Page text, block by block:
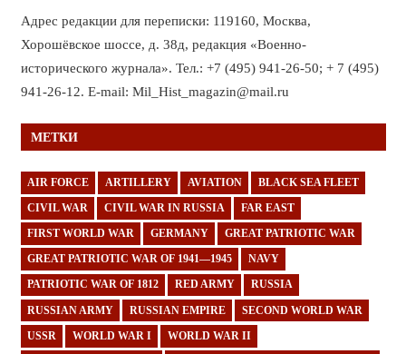
Адрес редакции для переписки: 119160, Москва,
Хорошёвское шоссе, д. 38д, редакция «Военно-
исторического журнала». Тел.: +7 (495) 941-26-50; + 7 (495)
941-26-12. E-mail: Mil_Hist_magazin@mail.ru
МЕТКИ
AIR FORCE ARTILLERY AVIATION BLACK SEA FLEET
CIVIL WAR CIVIL WAR IN RUSSIA FAR EAST
FIRST WORLD WAR GERMANY GREAT PATRIOTIC WAR
GREAT PATRIOTIC WAR OF 1941—1945 NAVY
PATRIOTIC WAR OF 1812 RED ARMY RUSSIA
RUSSIAN ARMY RUSSIAN EMPIRE SECOND WORLD WAR
USSR WORLD WAR I WORLD WAR II